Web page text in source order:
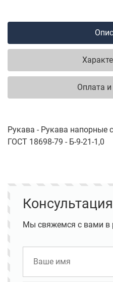
Оплата
Рукава - Рукава напорные
ГОСТ 18698-79 - Б-9-21-1,0
Мы свяжемся с вами в